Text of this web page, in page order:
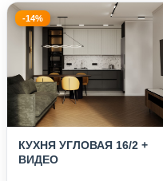
-14%
КУХНЯ УГЛОВАЯ 16/2 +
ВИДЕО